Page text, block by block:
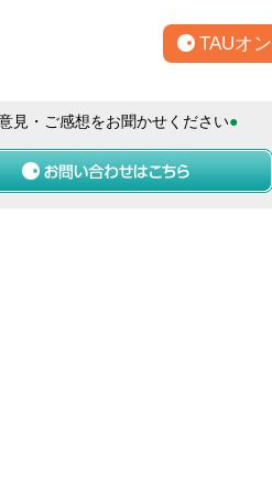
TAUオ
見・ご感想をお聞かせください●